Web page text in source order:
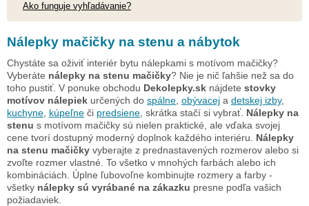
Ako funguje vyhľadávanie?
Nálepky mačičky na stenu a nábytok
Chystáte sa oživiť interiér bytu nálepkami s motívom mačičky?
Vyberáte nálepky na stenu mačičky? Nie je nič ľahšie než sa do
toho pustiť. V ponuke obchodu Dekolepky.sk nájdete stovky
motívov nálepiek určených do spálne obývacej a detskej izby,
kuchyne kúpeľne či predsiene , skrátka stačí si vybrať. Nálepky na
stenu s motívom mačičky sú nielen praktické, ale vďaka svojej
cene tvorí dostupný moderný doplnok každého interiéru. Nálepky
na stenu mačičky vyberajte z prednastavených rozmerov alebo si
zvoľte rozmer vlastné. To všetko v mnohých farbách alebo ich
kombináciách. Úplne ľubovoľne kombinujte rozmery a farby -
všetky nálepky sú vyrábané na zákazku presne podľa vašich
požiadaviek.